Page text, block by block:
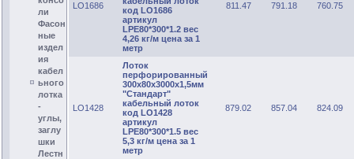
ли
Фасон
ные
издел
ия
кабел
ьного
лотка
-
углы,
заглу
шки
Лестн
LO1686
код LO1686
артикул
LPE80*300*1.2 вес
4,26 кг/м цена за 1
метр
811.47 791.18 760.75
LO1428
Лоток
перфорированный
300х80х3000х1,5мм
"Стандарт"
кабельный лоток
код LO1428
артикул
LPE80*300*1.5 вес
5,3 кг/м цена за 1
метр
879.02 857.04 824.09